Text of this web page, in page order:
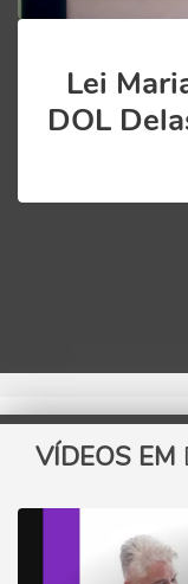
Lei
DOL
VÍDEOS EM